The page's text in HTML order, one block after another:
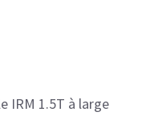
IRM 1.5T à large